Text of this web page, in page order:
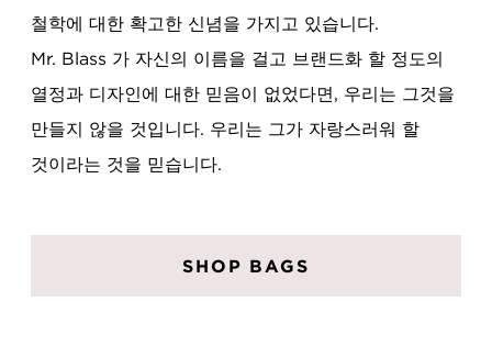
철학에 대한 확고한 신념을 가지고 있습니다.
Mr. Blass 가 자신의 이름을 걸고 브랜드화 할 정도의
열정과 디자인에 대한 믿음이 없었다면, 우리는 그것을
만들지 않을 것입니다. 우리는 그가 자랑스러워 할
것이라는 것을 믿습니다.
SHOP BAGS